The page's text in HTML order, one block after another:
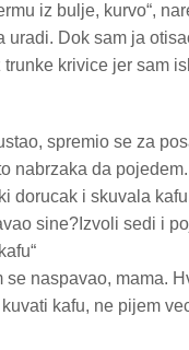
iz bulje, kurvo“,
uradi. Dok sam ja
trunke krivice jer sam
spremio se za
nabrzaka da
dorucak i skuvala
sine?Izvoli sedi i
se naspavao, mama.
kafu, ne pijem